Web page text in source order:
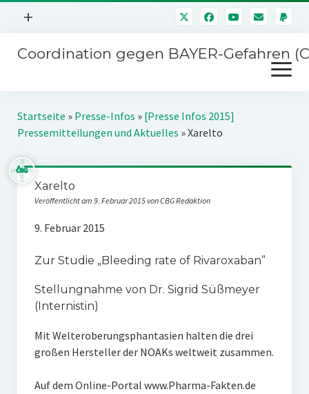
Menü
+
Mitmachen
Über uns
Kontakt
Impressum
Coordination gegen BAYER-Gefahren
Menü
öffnen
Kampagnen
Stichwort BAYER
Jahrestagung
SPENDEN
Startseite » Presse-Infos » [Presse Infos 2015]
Pressemitteilungen und Aktuelles »Xarelto
Xarelto
Veröffentlicht am 9. Februar 2015 von CBG Redaktion
9. Februar 2015
Zur Studie „Bleeding rate of Rivaroxaban”
Stellungnahme von Dr. Sigrid Süßmeyer
(Internistin)
Mit Welteroberungsphantasien halten die drei
großen Hersteller der NOAKs weltweit zusammen.
Auf dem Online-Portal www.Pharma-Fakten.de